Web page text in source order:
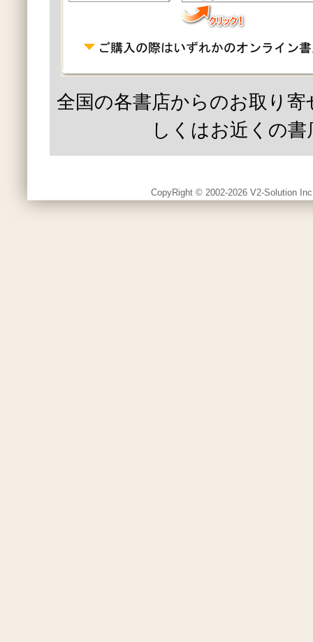
全国の各書店からのお取り
しくはお近くの書
CopyRight © 2002-2026 V2-Solution